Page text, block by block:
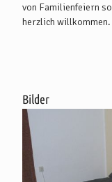
von Familienfeiern
herzlich willkommen.
der Sie sich kleines
Im Erdgeschoss
Matinées,
Leinwand, TV und W-
Haustiere sind nicht
Bilder